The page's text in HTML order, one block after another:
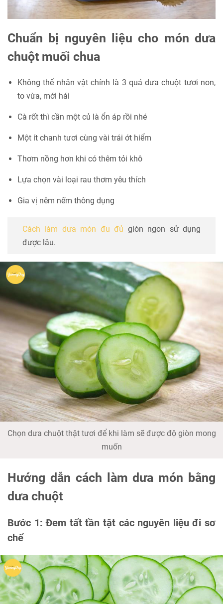
Chuẩn bị nguyên liệu cho món dưa
chuột muối chua
Không thể nhân vật chính là 3 quả dưa chuột tươi non,
to vừa, mới hái
Cà rốt thì cần một củ là ổn áp rồi nhé
Một ít chanh tươi cùng vài trái ớt hiểm
Thơm nồng hơn khi có thêm tỏi khô
Lựa chọn vài loại rau thơm yêu thích
Gia vị nêm nếm thông dụng
Cách làm dưa món đu đủ giòn ngon sử dụng
được lâu.
Chọn dưa chuột thật tươi để khi làm sẽ được độ giòn mong
muốn
Hướng dẫn cách làm dưa món bằng
dưa chuột
Bước 1: Đem tất tần tật các nguyên liệu đi sơ
chế